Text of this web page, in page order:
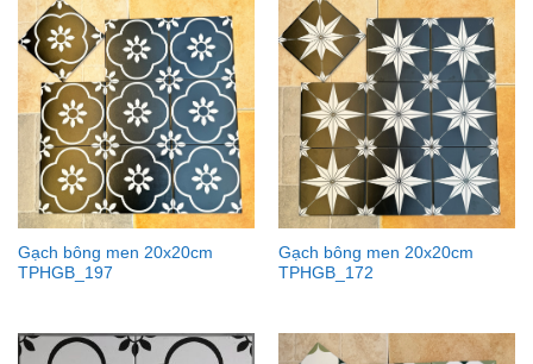
Gạch bông men 20x20cm
TPHGB_197
Gạch bông men 20x20cm
TPHGB_172